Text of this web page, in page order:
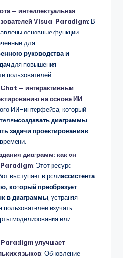
— интеллектуальная
Visual Paradigm: В
основные функции
для
руководства и
для повышения
пользователей.
— интерактивный
на основе ИИ:
ИИ-интерфейса, который
создавать диаграммы,
задачи проектированияв
диаграмм: как он
Paradigm: Этот ресурс
выступает в ролиассистента
который преобразует
в диаграммы , устраняя
пользователей изучать
моделирования или
улучшает
языков: Обновление